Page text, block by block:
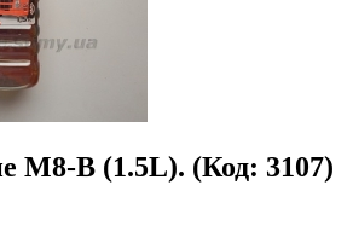
М8-B (1.5L). (Код: 3107)